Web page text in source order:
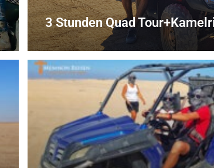
3 Stunden Quad